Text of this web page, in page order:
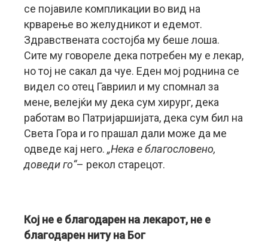
се појавиле компликации во вид на
крварење во желудникот и едемот.
Здравствената состојба му беше лоша.
Сите му говореле дека потребен му е лекар,
но тој не сакал да чуе. Еден мој роднина се
видел со отец Гавриил и му спомнал за
мене, велејќи му дека сум хирург, дека
работам во Патријаршијата, дека сум бил на
Света Гора и го прашал дали може да ме
одведе кај него. „Нека е благословено,
доведи го“– рекол старецот.
Кој не е благодарен на лекарот, не е
благодарен ниту на Бог